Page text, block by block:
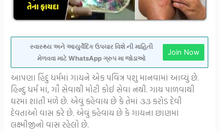
સ્વાસ્થ્ય અને આયુર્વેદિક ઉપચાર વિશે ની માહિતી
મેળવવા માટે WhatsApp ગ્રુપ મા જોડાઓ
Join Now
આપણા હિંદુ ધર્મમાં ગાયને એક પવિત્ર પશુ માનવામાં આવ્યું છે.
હિન્દુ ધર્મ માં, ગૌ સેવાથી મોટી કોઈ સેવા નથી. ગાય પાળવાથી
ઘરમાં શાંતી મળે છે. એવું કહેવાય છે કે તેમાં ૩૩ કરોડ દેવી
દેવતાઓ વાસ કરે છે. એવું કહેવાય છે કે ગાયના છાણમાં
લક્ષ્મીજીનો વાસ રહેલો છે.